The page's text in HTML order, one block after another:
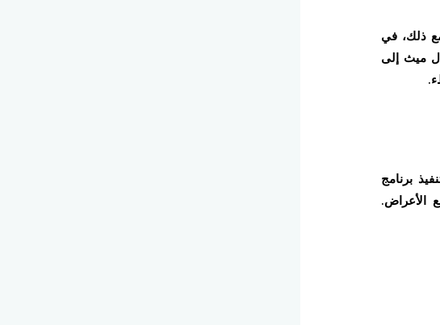
ذلك، في
ميث إلى
برنامج
الأعراض.